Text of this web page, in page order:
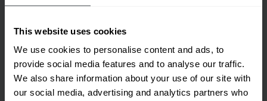
This website uses cookies
We use cookies to personalise content and ads, to
provide social media features and to analyse our traffic.
We also share information about your use of our site with
our social media, advertising and analytics partners who
Free
€0
на місяць за користувача